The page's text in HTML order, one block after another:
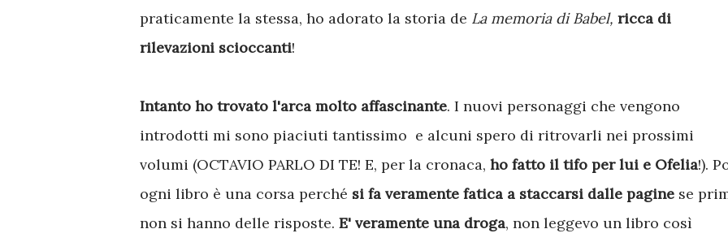
praticamente la stessa, ho adorato la storia de La memoria di Babel, ricca di
rilevazioni scioccanti!
Intanto ho trovato l'arca molto affascinante. I nuovi personaggi che vengono
introdotti mi sono piaciuti tantissimo e alcuni spero di ritrovarli nei prossimi
volumi (OCTAVIO PARLO DI TE! E, per la cronaca, ho fatto il tifo per lui e Ofelia!).
ogni libro è una corsa perché si fa veramente fatica a staccarsi dalle pagine se
non si hanno delle risposte. E' veramente una droga, non leggevo un libro così